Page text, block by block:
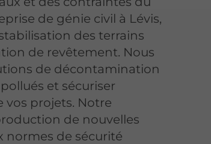
de génie civil à Lévis,
des terrains
de revêtement. Nous
de décontamination
et sécuriser
projets. Notre
de nouvelles
normes de sécurité